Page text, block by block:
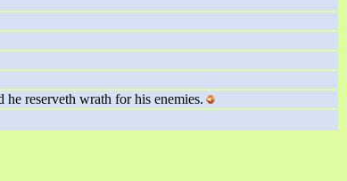
reserveth wrath for his enemies.